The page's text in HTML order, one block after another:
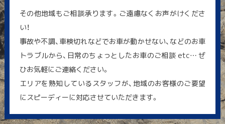
その他地域もご相談承ります。ご遠慮なくお声がけくださ
い！
事故や不調、車検切れなどでお車が動かせない、などのお車
トラブルから、日常のちょっとしたお車のご相談 etc… ぜ
ひお気軽にご連絡ください。
エリアを熟知しているスタッフが、地域のお客様のご要望
にスピーディーに対応させていただきます。